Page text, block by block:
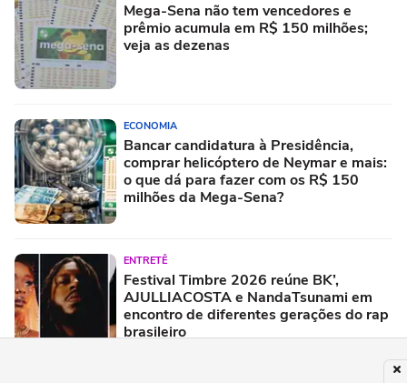
Mega-Sena não tem vencedores e
prêmio acumula em R$ 150 milhões;
veja as dezenas
ECONOMIA
Bancar candidatura à Presidência,
comprar helicóptero de Neymar e mais:
o que dá para fazer com os R$ 150
milhões da Mega-Sena?
ENTRETÊ
Festival Timbre 2026 reúne BK’,
AJULLIACOSTA e NandaTsunami em
encontro de diferentes gerações do rap
brasileiro